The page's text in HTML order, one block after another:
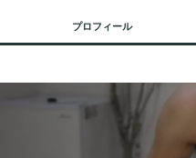
プロフィール